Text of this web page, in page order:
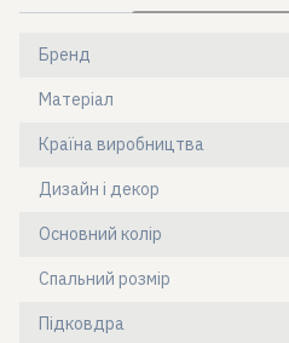
Бренд
Матеріал
Країна виробництва
Дизайн і декор
Основний колір
Спальний розмір
Підковдра